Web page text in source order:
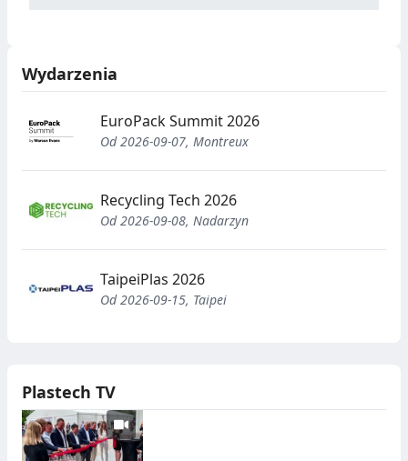
Wydarzenia
EuroPack Summit 2026
Od 2026-09-07, Montreux
Recycling Tech 2026
Od 2026-09-08, Nadarzyn
TaipeiPlas 2026
Od 2026-09-15, Taipei
Plastech TV